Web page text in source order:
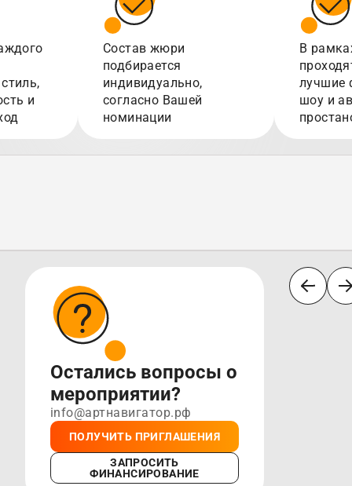
и
Состав жюри
подбирается
индивидуально,
согласно Вашей
номинации
В
лучшие
шоу и
Остались вопросы о
мероприятии?
info@артнавигатор.рф
ПОЛУЧИТЬ ПРИГЛАШЕНИЯ
ЗАПРОСИТЬ
ФИНАНСИРОВАНИЕ